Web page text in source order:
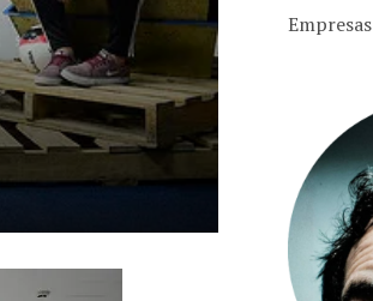
Empresas